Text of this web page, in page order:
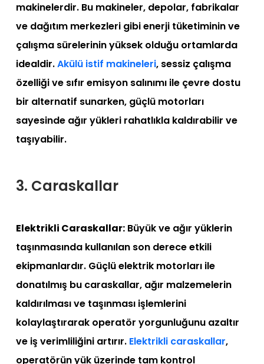
makinelerdir. Bu makineler, depolar, fabrikalar
ve dağıtım merkezleri gibi enerji tüketiminin ve
çalışma sürelerinin yüksek olduğu ortamlarda
idealdir.Akülü istif makineleri, sessiz çalışma
özelliği ve sıfır emisyon salınımı ile çevre dostu
bir alternatif sunarken, güçlü motorları
sayesinde ağır yükleri rahatlıkla kaldırabilir ve
taşıyabilir.
3. Caraskallar
Elektrikli Caraskallar: Büyük ve ağır yüklerin
taşınmasında kullanılan son derece etkili
ekipmanlardır. Güçlü elektrik motorları ile
donatılmış bu caraskallar, ağır malzemelerin
kaldırılması ve taşınması işlemlerini
kolaylaştırarak operatör yorgunluğunu azaltır
ve iş verimliliğini artırır. Elektrikli caraskallar,
operatörün yük üzerinde tam kontrol